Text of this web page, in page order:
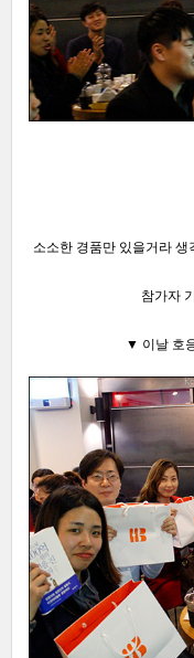
소소한 경품만 있을거라 생
참가자
▼ 이날 호